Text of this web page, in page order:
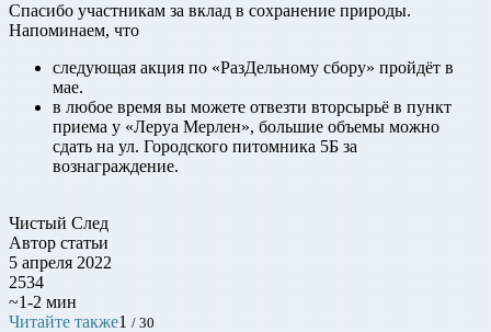
Спасибо участникам за вклад в сохранение природы.
Напоминаем, что
следующая акция по «РазДельному сбору» пройдёт в
мае.
в любое время вы можете отвезти вторсырьё в пункт
приема у «Леруа Мерлен», большие объемы можно
сдать на ул. Городского питомника 5Б за
вознаграждение.
Чистый След
Автор статьи
5 апреля 2022
2534
~1-2 мин
Читайте также1 / 30